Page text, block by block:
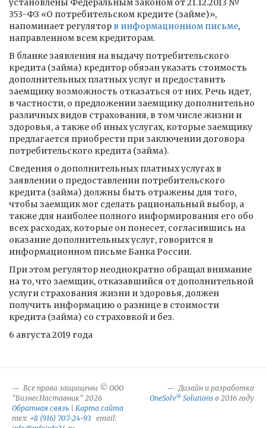
установлены Федеральным законом от 21.12.2013 №
353-ФЗ «О потребительском кредите (займе)»,
напоминает регулятор в информационном письме,
направленном всем кредиторам.
В бланке заявления на выдачу потребительского
кредита (займа) кредитор обязан указать стоимость
дополнительных платных услуг и предоставить
заемщику возможность отказаться от них. Речь идет,
в частности, о предложении заемщику дополнительно
различных видов страхования, в том числе жизни и
здоровья, а также об иных услугах, которые заемщику
предлагается приобрести при заключении договора
потребительского кредита (займа).
Сведения о дополнительных платных услугах в
заявлении о предоставлении потребительского
кредита (займа) должны быть отражены для того,
чтобы заемщик мог сделать рациональный выбор, а
также для наиболее полного информирования его обо
всех расходах, которые он понесет, согласившись на
оказание дополнительных услуг, говорится в
информационном письме Банка России.
При этом регулятор неоднократно обращал внимание
на то, что заемщик, отказавшийся от дополнительной
услуги страхования жизни и здоровья, должен
получить информацию о разнице в стоимости
кредита (займа) со страховкой и без.
6 августа 2019 года
Все права защищены © ООО
"БизнесНаставник" 2026
Обратная связь
Карта сайта
тел: +8 (916) 707-24-93 email:
Дизайн и разработка
OneSolv® Solutions в 2016 году